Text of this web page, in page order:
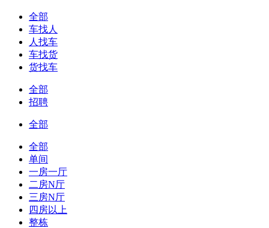
全部
车找人
人找车
车找货
货找车
全部
招聘
全部
全部
单间
一房一厅
二房N厅
三房N厅
四房以上
整栋